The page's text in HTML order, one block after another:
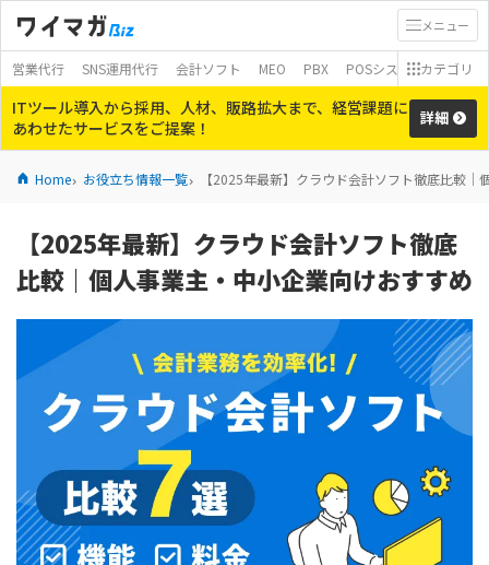
メニュー
営業代行 SNS運用代行 会計ソフト MEO PBX POSシステム モバイ
カテゴリ
ITツール導入から採用、人材、販路拡大まで、経営課題に
あわせたサービスをご提案！
詳細
Home お役立ち情報一覧 【2025年最新】クラウド会計ソフト徹底比較
【2025年最新】クラウド会計ソフト徹底
比較｜個人事業主・中小企業向けおすすめ